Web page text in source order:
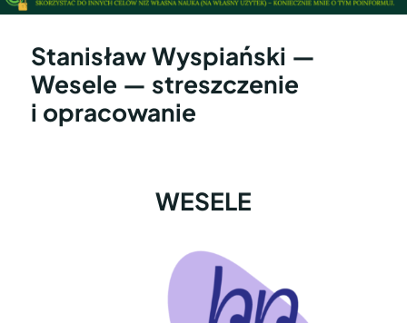
Stanisław Wyspiański —
Wesele — streszczenie
i opracowanie
WESELE